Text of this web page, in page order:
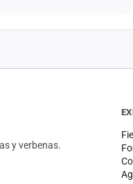
y verbenas.